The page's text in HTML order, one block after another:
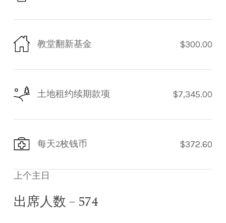
教堂翻新基金 $300.00
土地租约续期款项 $7,345.00
每天2枚钱币 $372.60
上个主日
出席人数 – 574